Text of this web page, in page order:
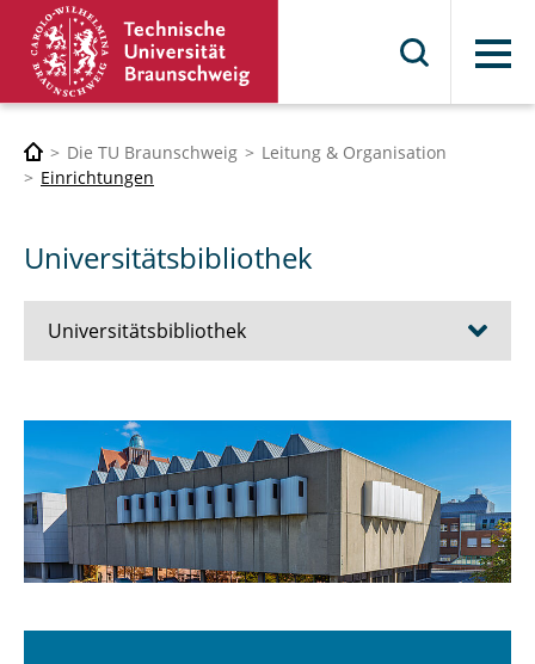
Menü
Die TU Braunschweig
Leitung & Organisation
Einrichtungen
Universitätsbibliothek
Universitätsbibliothek
Ausleihen & Onlinezugriff
Lernen & Arbeiten
Kursangebote
Publizieren & Open Access